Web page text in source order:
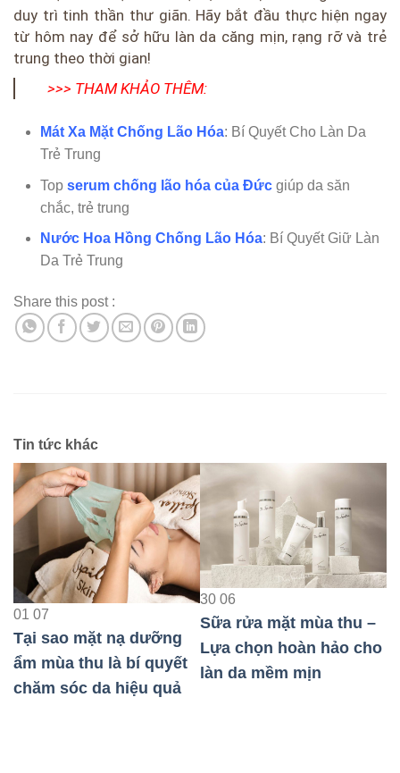
duy trì tinh thần thư giãn. Hãy bắt đầu thực hiện ngay
từ hôm nay để sở hữu làn da căng mịn, rạng rỡ và trẻ
trung theo thời gian!
>>> THAM KHẢO THÊM:
Mát Xa Mặt Chống Lão Hóa: Bí Quyết Cho Làn Da
Trẻ Trung
Top serum chống lão hóa của Đức giúp da săn
chắc, trẻ trung
Nước Hoa Hồng Chống Lão Hóa: Bí Quyết Giữ Làn
Da Trẻ Trung
Share this post :
Tin tức khác
01 07
Tại sao mặt nạ dưỡng
ẩm mùa thu là bí quyết
chăm sóc da hiệu quả
30 06
Sữa rửa mặt mùa thu –
Lựa chọn hoàn hảo cho
làn da mềm mịn